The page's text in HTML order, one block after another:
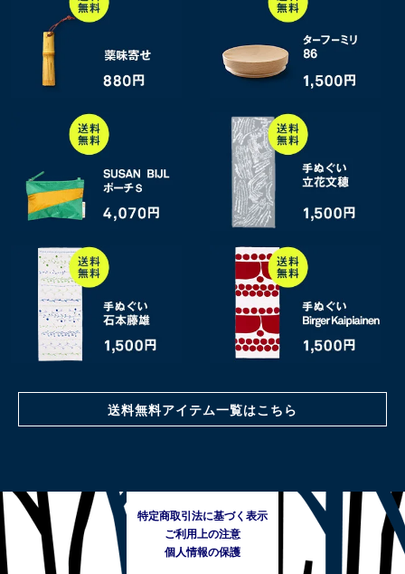
送料無料アイテム一覧はこちら
特定商取引法に基づく表示
ご利用上の注意
個人情報の保護